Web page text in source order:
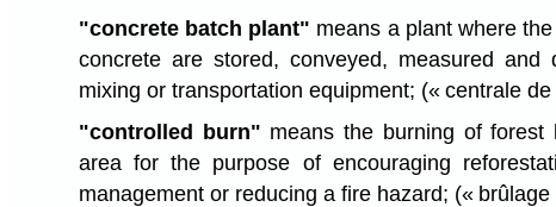
"concrete batch plant" means a plant where
concrete are stored, conveyed, measured and
mixing or transportation equipment; (« centrale
"controlled burn" means the burning of forest
area for the purpose of encouraging
management or reducing a fire hazard; (« brûlage